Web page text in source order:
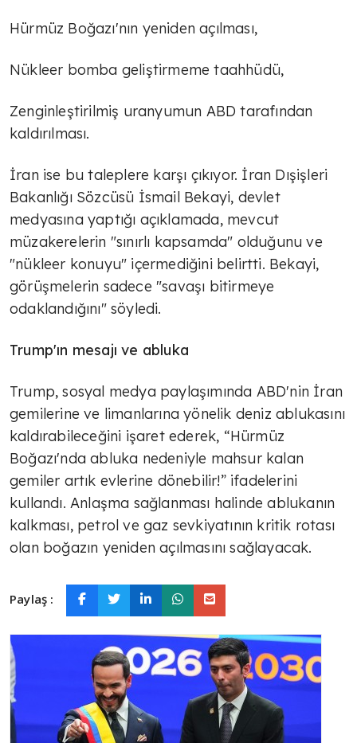
Hürmüz Boğazı'nın yeniden açılması,
Nükleer bomba geliştirmeme taahhüdü,
Zenginleştirilmiş uranyumun ABD tarafından
kaldırılması.
İran ise bu taleplere karşı çıkıyor. İran Dışişleri
Bakanlığı Sözcüsü İsmail Bekayi, devlet
medyasına yaptığı açıklamada, mevcut
müzakerelerin "sınırlı kapsamda" olduğunu ve
"nükleer konuyu" içermediğini belirtti. Bekayi,
görüşmelerin sadece "savaşı bitirmeye
odaklandığını" söyledi.
Trump'ın mesajı ve abluka
Trump, sosyal medya paylaşımında ABD'nin İran
gemilerine ve limanlarına yönelik deniz ablukasını
kaldırabileceğini işaret ederek, “Hürmüz
Boğazı'nda abluka nedeniyle mahsur kalan
gemiler artık evlerine dönebilir!” ifadelerini
kullandı. Anlaşma sağlanması halinde ablukanın
kalkması, petrol ve gaz sevkiyatının kritik rotası
olan boğazın yeniden açılmasını sağlayacak.
Paylaş :